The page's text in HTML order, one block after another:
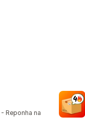
Reponha na